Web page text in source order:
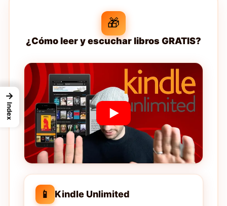
🎁
¿Cómo leer y escuchar libros GRATIS?
📱 Kindle Unlimited
→
Index